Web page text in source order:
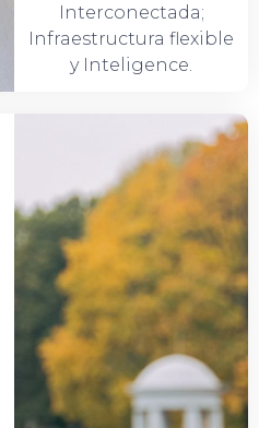
Interconectada;
Infraestructura flexible
y Inteligence.